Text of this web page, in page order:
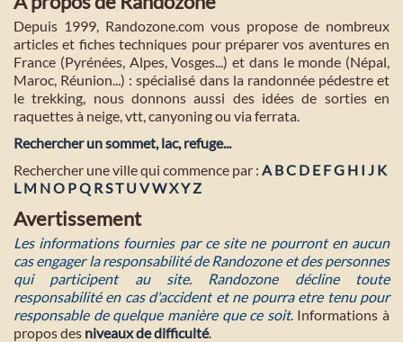
Depuis 1999, Randozone.com vous propose de nombreux
articles et fiches techniques pour préparer vos aventures en
France (Pyrénées, Alpes, Vosges...) et dans le monde (Népal,
Maroc, Réunion...) : spécialisé dans la randonnée pédestre et
le trekking, nous donnons aussi des idées de sorties en
raquettes à neige, vtt, canyoning ou via ferrata.
Rechercher un sommet, lac, refuge...
Rechercher une ville qui commence par : A BC D E FG H I J K
L M NO PQ RST U VWXYZ
Avertissement
Les informations fournies par ce site ne pourront en aucun
cas engager la responsabilité de Randozone et des personnes
qui participent au site. Randozone décline toute
responsabilité en cas d'accident et ne pourra etre tenu pour
responsable de quelque manière que ce soit. Informations à
propos des niveaux de difficulté.